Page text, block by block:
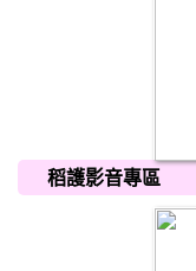
稻護影音專區